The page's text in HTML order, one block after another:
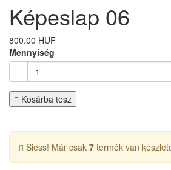
Képeslap 06
800.00 HUF
Mennyiség
-
Kosárba tesz
Siess! Már csak 7 termék van